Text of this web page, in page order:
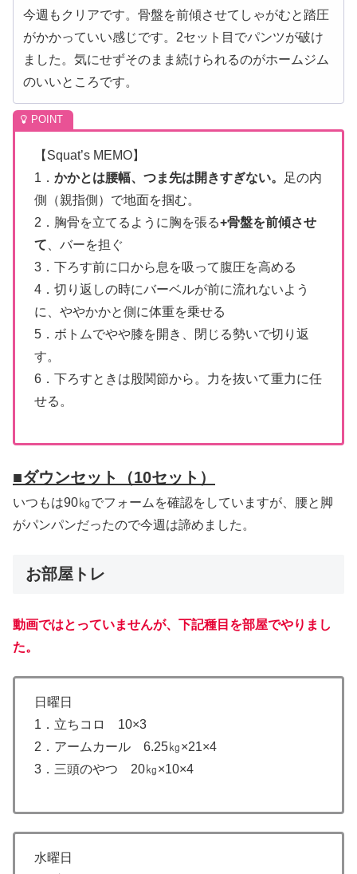
今週もクリアです。骨盤を前傾させてしゃがむと踏圧
がかかっていい感じです。2セット目でパンツが破け
ました。気にせずそのまま続けられるのがホームジム
のいいところです。
【Squat’s MEMO】
1． かかとは腰幅、つま先は開きすぎない。
足の内
側（親指側）で地面を掴む。
2．胸骨を立てるように胸を張る+骨盤を前傾させ
て 、バーを担ぐ
3．下ろす前に口から息を吸って腹圧を高める
4．切り返しの時にバーベルが前に流れないよう
に、ややかかと側に体重を乗せる
5．ボトムでやや膝を開き、閉じる勢いで切り返
す。
6．下ろすときは股関節から。力を抜いて重力に任
せる。
■ダウンセット（10セット）
いつもは90㎏でフォームを確認をしていますが、腰と脚
がパンパンだったので今週は諦めました。
お部屋トレ
動画ではとっていませんが、下記種目を部屋でやりまし
た。
日曜日
1．立ちコロ 10×3
2．アームカール 6.25㎏×21×4
3．三頭のやつ 20㎏×10×4
水曜日